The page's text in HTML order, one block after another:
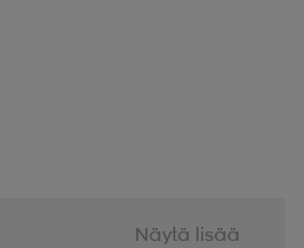
Näytä lisää